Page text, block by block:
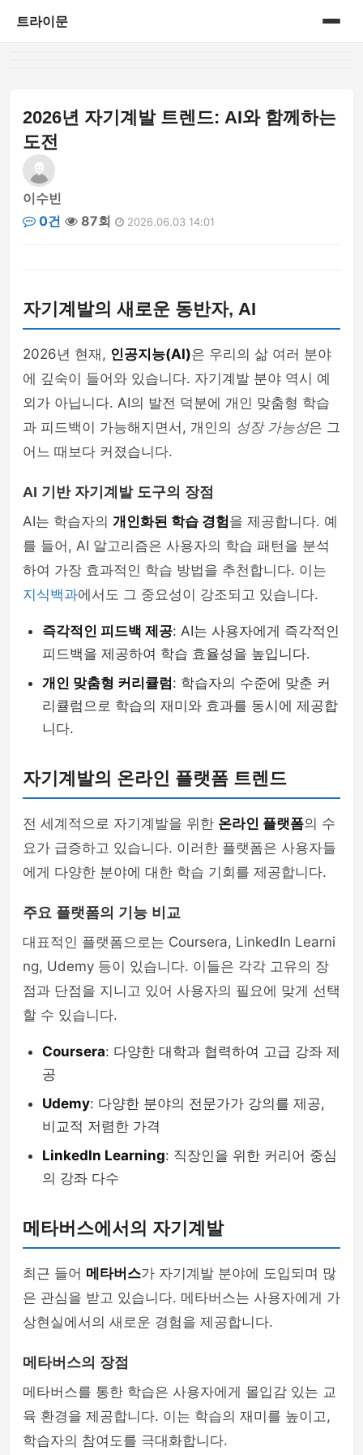
트라이문
2026년 자기계발 트렌드: AI와 함께하는
도전
이수빈
0건
87회 2026.06.03 14:01
자기계발의 새로운 동반자, AI
2026년 현재, 인공지능(AI)은 우리의 삶 여러 분야
에 깊숙이 들어와 있습니다. 자기계발 분야 역시 예
외가 아닙니다. AI의 발전 덕분에 개인 맞춤형 학습
과 피드백이 가능해지면서, 개인의 성장 가능성은 그
어느 때보다 커졌습니다.
AI 기반 자기계발 도구의 장점
AI는 학습자의 개인화된 학습 경험을 제공합니다. 예
를 들어, AI 알고리즘은 사용자의 학습 패턴을 분석
하여 가장 효과적인 학습 방법을 추천합니다. 이는
지식백과에서도 그 중요성이 강조되고 있습니다.
즉각적인 피드백 제공: AI는 사용자에게 즉각적인
피드백을 제공하여 학습 효율성을 높입니다.
개인 맞춤형 커리큘럼: 학습자의 수준에 맞춘 커
리큘럼으로 학습의 재미와 효과를 동시에 제공합
니다.
자기계발의 온라인 플랫폼 트렌드
전 세계적으로 자기계발을 위한 온라인 플랫폼의 수
요가 급증하고 있습니다. 이러한 플랫폼은 사용자들
에게 다양한 분야에 대한 학습 기회를 제공합니다.
주요 플랫폼의 기능 비교
대표적인 플랫폼으로는 Coursera, LinkedIn Learni
ng, Udemy 등이 있습니다. 이들은 각각 고유의 장
점과 단점을 지니고 있어 사용자의 필요에 맞게 선택
할 수 있습니다.
Coursera: 다양한 대학과 협력하여 고급 강좌 제
공
Udemy: 다양한 분야의 전문가가 강의를 제공,
비교적 저렴한 가격
LinkedIn Learning: 직장인을 위한 커리어 중심
의 강좌 다수
메타버스에서의 자기계발
최근 들어 메타버스가 자기계발 분야에 도입되며 많
은 관심을 받고 있습니다. 메타버스는 사용자에게 가
상현실에서의 새로운 경험을 제공합니다.
메타버스의 장점
메타버스를 통한 학습은 사용자에게 몰입감 있는 교
육 환경을 제공합니다. 이는 학습의 재미를 높이고,
학습자의 참여도를 극대화합니다.